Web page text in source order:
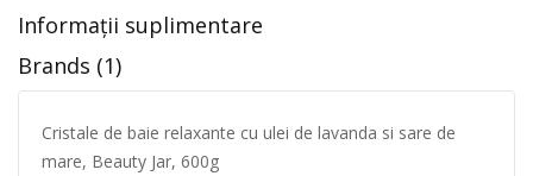
Informații suplimentare
Brands (1)
Cristale de baie relaxante cu ulei de lavanda si sare de
mare, Beauty Jar, 600g